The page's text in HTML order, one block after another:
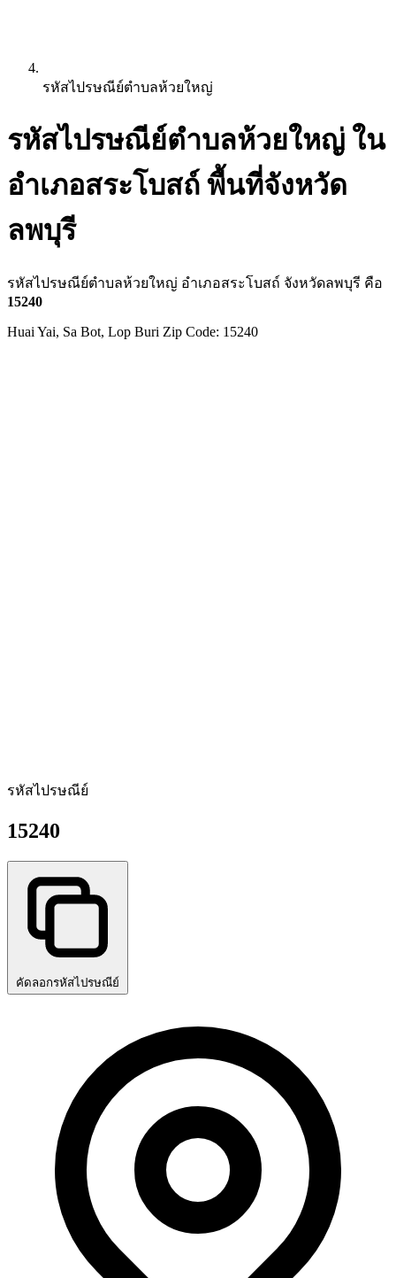
รหัสไปรษณีย์ตำบลห้วยใหญ่
รหัสไปรษณีย์ตำบลห้วยใหญ่ ใน
อำเภอสระโบสถ์ พื้นที่จังหวัด
ลพบุรี
รหัสไปรษณีย์ตำบลห้วยใหญ่ อำเภอสระโบสถ์ จังหวัดลพบุรี คือ
15240
Huai Yai, Sa Bot, Lop Buri Zip Code: 15240
รหัสไปรษณีย์
15240
คัดลอกรหัสไปรษณีย์